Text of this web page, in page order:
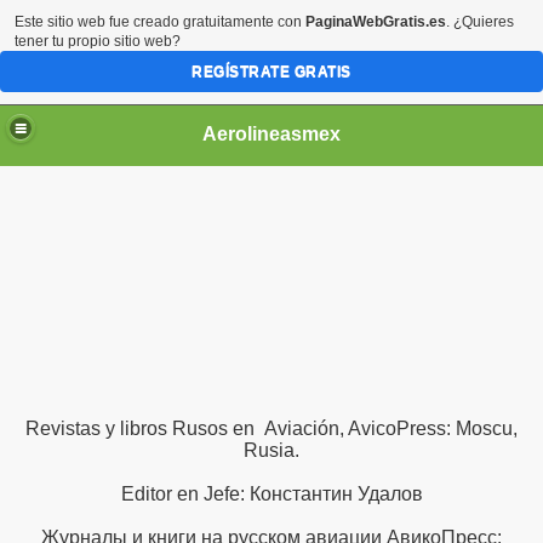
Aerolineasmex
Revistas y libros Rusos en Aviación, AvicoPress: Moscu,
Rusia.
Editor en Jefe: Константин Удалов
Журналы и книги на русском авиации АвикоПресс:
Este sitio web fue creado gratuitamente con PaginaWebGratis.es. ¿Quieres
tener tu propio sitio web?
REGÍSTRATE GRATIS